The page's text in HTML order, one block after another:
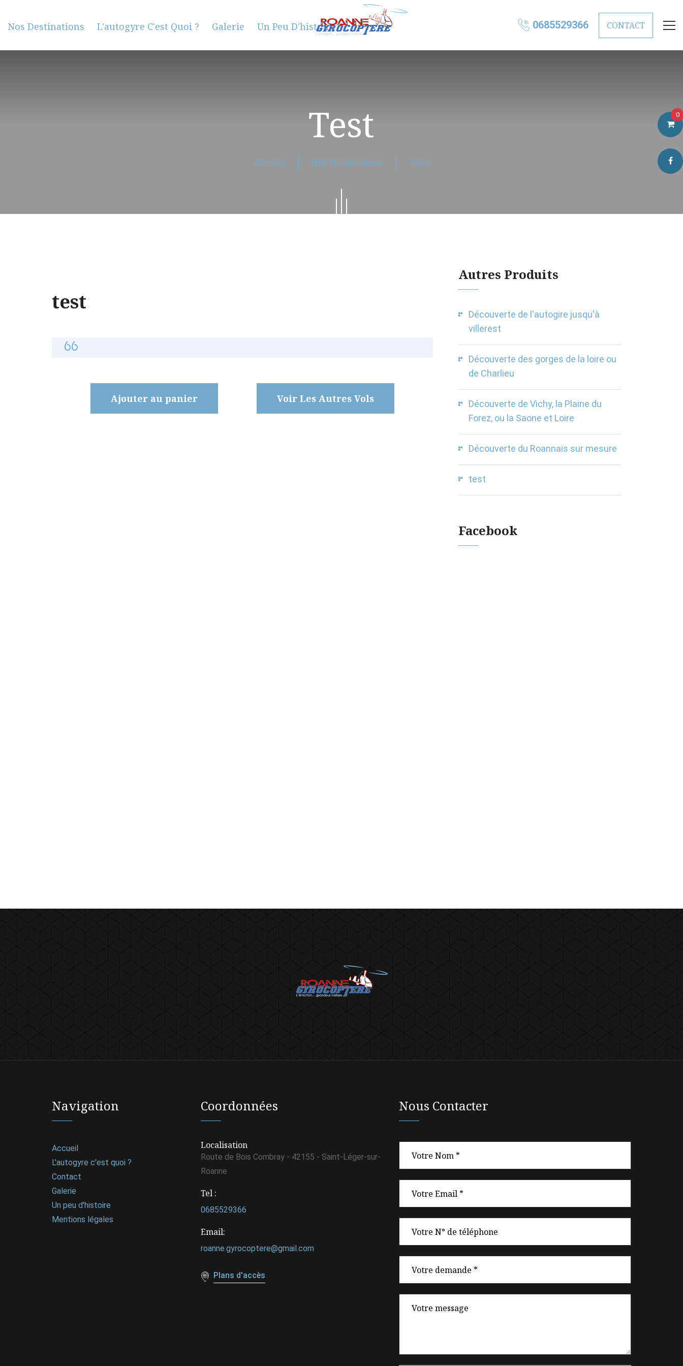
0
Nos Destinations L'autogyre C'est Quoi ? Galerie Un Peu D'histoire 0685529366 CONTACT
Test
Accueil Nos Destinations Test
test
Ajouter au panier Voir Les Autres Vols
Autres Produits
Découverte de l'autogire jusqu'à
villerest
Découverte des gorges de la loire ou
de Charlieu
Découverte de Vichy, la Plaine du
Forez, ou la Saone et Loire
Découverte du Roannais sur mesure
test
Facebook
Navigation
Accueil
L'autogyre c'est quoi ?
Contact
Galerie
Un peu d'histoire
Mentions légales
Coordonnées
Localisation
Route de Bois Combray - 42155 - Saint-Léger-sur-
Roanne
Tel :
0685529366
Email:
roanne.gyrocoptere@gmail.com
Plans d'accès
Nous Contacter